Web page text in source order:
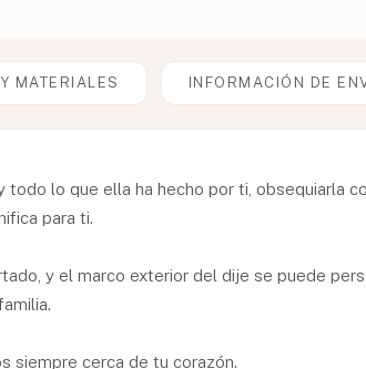
MATERIALES INFORMACIÓN DE
lo que ella ha hecho por ti, obsequiarla
para ti.
y el marco exterior del dije se puede
siempre cerca de tu corazón.